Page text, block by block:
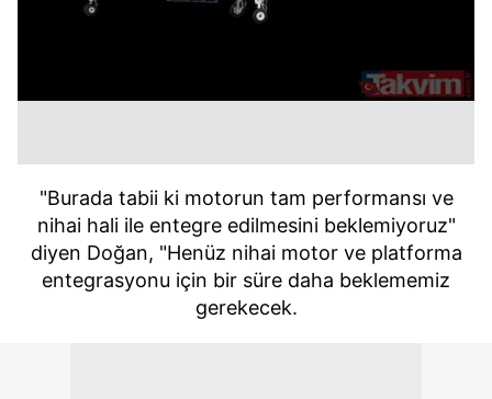
verileriniz işlenmekte olup gerekli olan çerezler bilgi
kullanılmaktadır. Diğer çerezler, sitemizin daha işlevsel
kılınması ve kişiselleştirilmesi ve sizlere yönelik
Çerezlere ilişkin tercihlerinizi aşağıda yer alan panel
vasıtasıyla belirleyebilirsiniz. Çerezlere ilişkin detaylı bilgi
için Ayarlar butonuna tıklayabilir,Çerez Bilgilendirme
Metnimizi ziyaret edebilirsiniz.
"Burada tabii ki motorun tam performansı ve
nihai hali ile entegre edilmesini beklemiyoruz"
diyen Doğan, "Henüz nihai motor ve platforma
entegrasyonu için bir süre daha beklememiz
gerekecek.